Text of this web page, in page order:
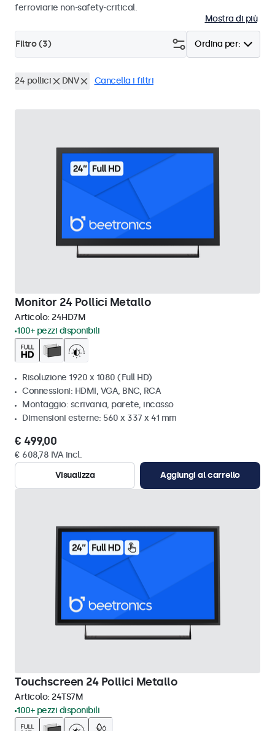
ferroviarie non-safety-critical.
Mostra di più
Ordina per:
Filtro (3)
24 pollici DNV Cancella i filtri
Monitor 24 Pollici Metallo
Articolo: 24HD7M
100+ pezzi disponibili
Risoluzione 1920 x 1080 (Full HD)
Connessioni: HDMI, VGA, BNC, RCA
Montaggio: scrivania, parete, incasso
Dimensioni esterne: 560 x 337 x 41 mm
€ 499,00
€ 608,78 IVA incl.
Visualizza
Aggiungi al carrello
Touchscreen 24 Pollici Metallo
Articolo: 24TS7M
100+ pezzi disponibili